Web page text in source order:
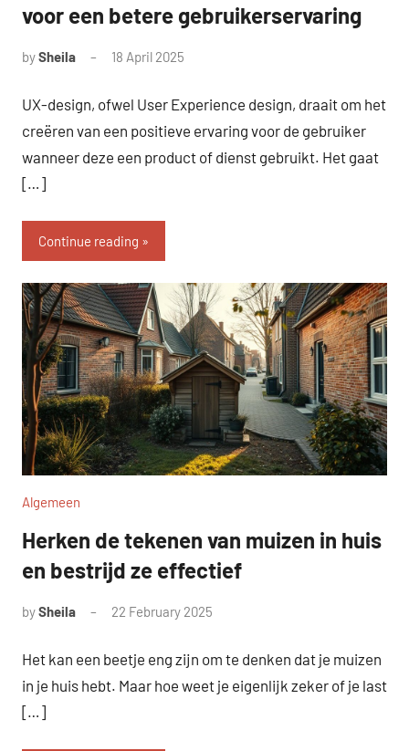
voor een betere gebruikerservaring
bySheila 18 April 2025
UX-design, ofwel User Experience design, draait om het
creëren van een positieve ervaring voor de gebruiker
wanneer deze een product of dienst gebruikt. Het gaat
[…]
Continue reading
Algemeen
Herken de tekenen van muizen in huis
en bestrijd ze effectief
bySheila 22 February 2025
Het kan een beetje eng zijn om te denken dat je muizen
in je huis hebt. Maar hoe weet je eigenlijk zeker of je last
[…]